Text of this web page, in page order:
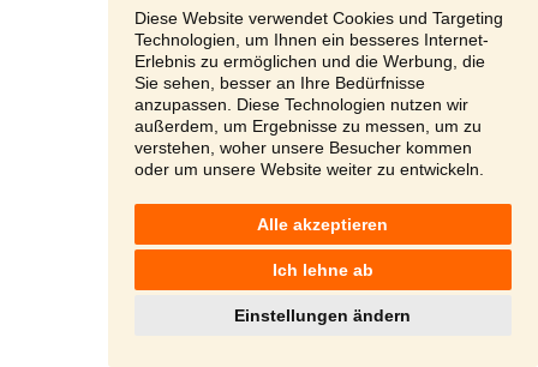
Diese Website verwendet Cookies und Targeting
Technologien, um Ihnen ein besseres Internet-
Erlebnis zu ermöglichen und die Werbung, die
Sie sehen, besser an Ihre Bedürfnisse
anzupassen. Diese Technologien nutzen wir
außerdem, um Ergebnisse zu messen, um zu
verstehen, woher unsere Besucher kommen
oder um unsere Website weiter zu entwickeln.
Alle akzeptieren
Ich lehne ab
Einstellungen ändern